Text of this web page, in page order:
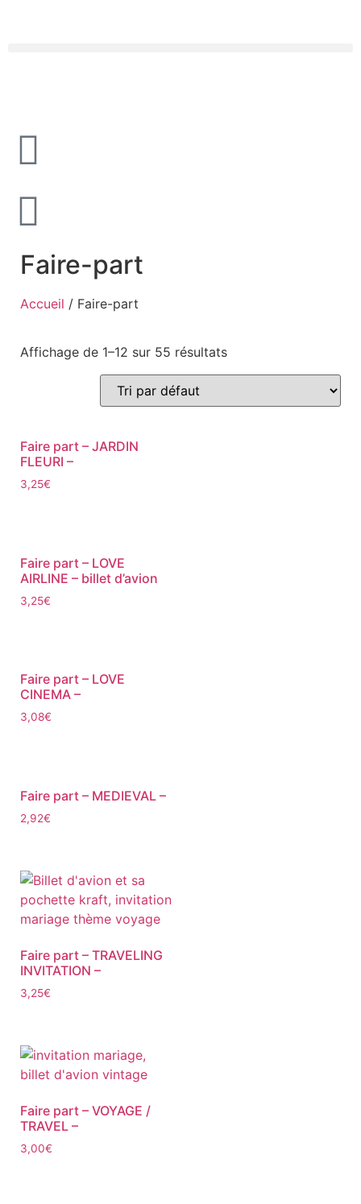
Faire-part
Accueil / Faire-part
Affichage de 1–12 sur 55 résultats
Faire part – JARDIN
FLEURI –
3,25€
Faire part – LOVE
AIRLINE – billet d’avion
3,25€
Faire part – LOVE
CINEMA –
3,08€
Faire part – MEDIEVAL –
2,92€
Faire part – TRAVELING
INVITATION –
3,25€
Faire part – VOYAGE /
TRAVEL –
3,00€